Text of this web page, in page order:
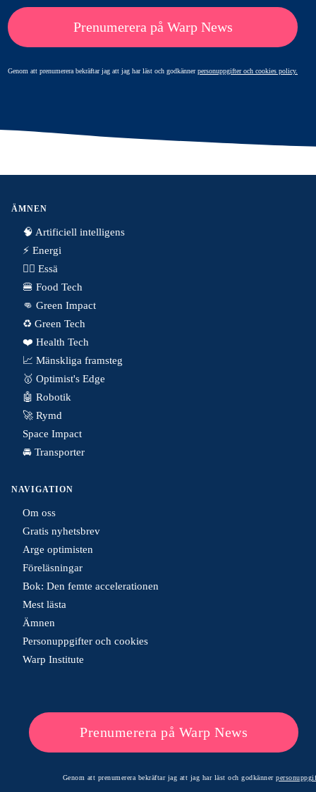
Prenumerera på Warp News
Genom att prenumerera bekräftar jag att jag har läst och godkännerpersonuppgifter och cookies policy.
ÄMNEN
🧠 Artificiell intelligens
⚡️ Energi
✍🏼 Essä
🍔 Food Tech
👊 Green Impact
♻️ Green Tech
❤️ Health Tech
📈 Mänskliga framsteg
🥇 Optimist's Edge
🤖 Robotik
🚀 Rymd
Space Impact
🚘 Transporter
NAVIGATION
Om oss
Gratis nyhetsbrev
Arge optimisten
Föreläsningar
Bok: Den femte accelerationen
Mest lästa
Ämnen
Personuppgifter och cookies
Warp Institute
Prenumerera på Warp News
Genom att prenumerera bekräftar jag att jag har läst och godkänner